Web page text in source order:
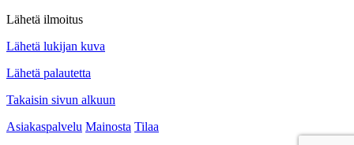
Lähetä ilmoitus
Lähetä lukijan kuva
Lähetä palautetta
Takaisin sivun alkuun
Asiakaspalvelu Mainosta Tilaa